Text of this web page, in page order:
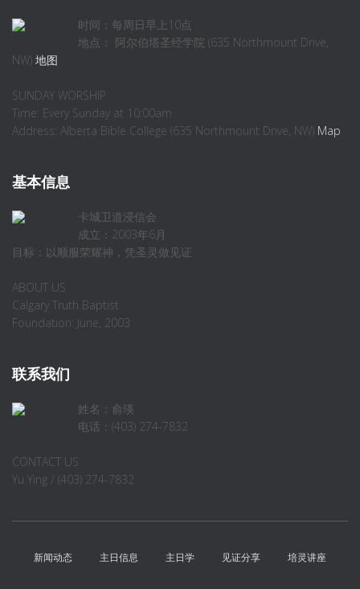
时间：每周日早上10点
地点： 阿尔伯塔圣经学院 (635 Northmount Drive,
NW) 地图
SUNDAY WORSHIP
Time: Every Sunday at 10:00am
Address: Alberta Bible College (635 Northmount Drive, NW) Map
基本信息
卡城卫道浸信会
成立：2003年6月
目标：以顺服荣耀神，凭圣灵做见证
ABOUT US
Calgary Truth Baptist
Foundation: June, 2003
联系我们
姓名：俞瑛
电话：(403) 274-7832
CONTACT US
Yu Ying / (403) 274-7832
新闻动态 主日信息 主日学 见证分享 培灵讲座